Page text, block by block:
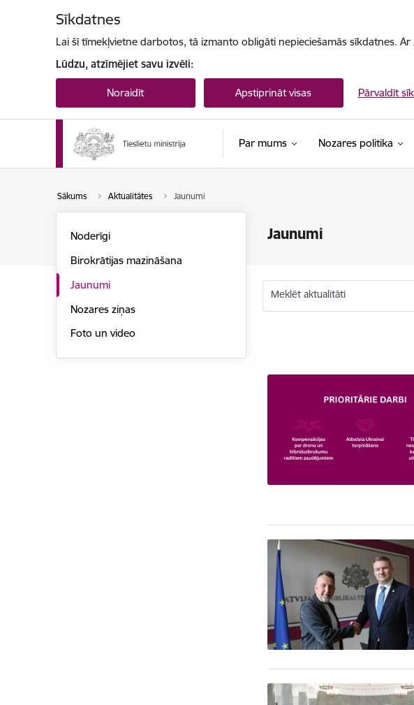
Sīkdatnes
Lai šī tīmekļvietne darbotos, tā izmanto obligāti nepieciešamās sīkdatnes.
Lūdzu, atzīmējiet savu izvēli:
Noraidīt Apstiprināt visas Pārvaldīt
Par mums Nozares politika
Sākums Aktualitātes Jaunumi
Jaunumi
Noderīgi
Birokrātijas mazināšana
Jaunumi
Nozares ziņas
Foto un video
Meklēt aktualitāti